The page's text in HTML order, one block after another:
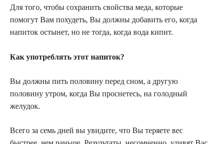
Для того, чтобы сохранить свойства меда, которые
помогут Вам похудеть, Вы должны добавить его, когда
напиток остынет, но не тогда, когда вода кипит.
Как употреблять этот напиток?
Вы должны пить половину перед сном, а другую
половину утром, когда Вы проснетесь, на голодный
желудок.
Всего за семь дней вы увидите, что Вы теряете вес